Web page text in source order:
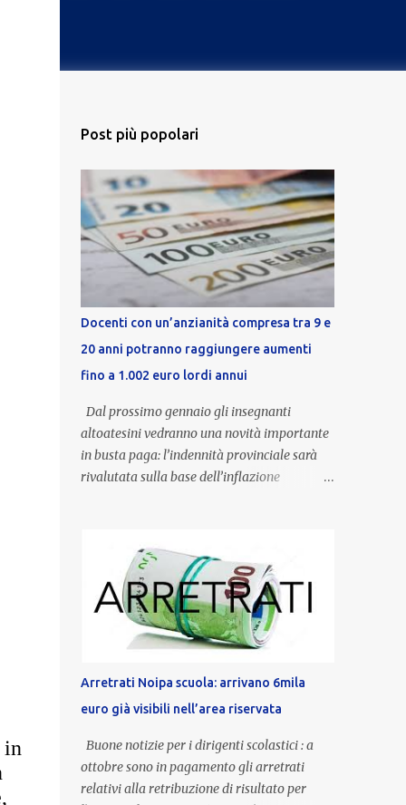
in
Post più popolari
Docenti con un’anzianità compresa tra 9 e
20 anni potranno raggiungere aumenti
fino a 1.002 euro lordi annui
Dal prossimo gennaio gli insegnanti
altoatesini vedranno una novità importante
in busta paga: l’indennità provinciale sarà
rivalutata sulla base dell’inflazione
un’anzianità compresa tra 9 e 20 anni
potranno raggiungere fino a 1.002 euro lordi
annui. Il nuovo contratto provinciale
introduce inoltre un congedo speciale
dedicato alle donne vittime di violenza di
genere, in linea con la normativa nazionale e
con l’obiettivo di offrire maggiore tutela e
supporto in situazioni delicate. L’indennità
provinciale per i docenti è un unicum in
Italia: si tratta di una misura esclusiva della
Provincia autonoma di Bolzano, che integra
Arretrati Noipa scuola: arrivano 6mila
euro già visibili nell’area riservata
Buone notizie per i dirigenti scolastici : a
ottobre sono in pagamento gli arretrati
relativi alla retribuzione di risultato per